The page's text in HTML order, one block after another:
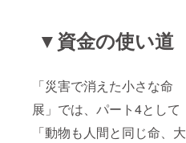
▼資金の使い道
「災害で消えた小さな命
展」では、パート4として
「動物も人間と同じ命、大